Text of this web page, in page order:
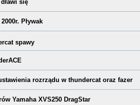
się
Pływak
spawy
rozrządu w thundercat oraz fazer
Yamaha XVS250 DragStar